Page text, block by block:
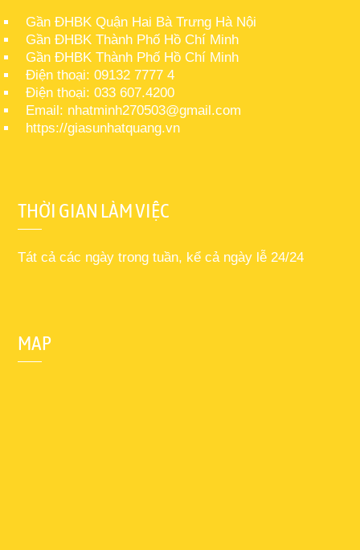
Gần ĐHBK Quận Hai Bà Trưng Hà Nội
Gần ĐHBK Thành Phố Hồ Chí Minh
Gần ĐHBK Thành Phố Hồ Chí Minh
Điện thoại: 09132 7777 4
Điện thoại: 033 607.4200
Email: nhatminh270503@gmail.com
https://giasunhatquang.vn
THỜI GIAN LÀM VIỆC
Tát cả các ngày trong tuần, kể cả ngày lễ 24/24
MAP